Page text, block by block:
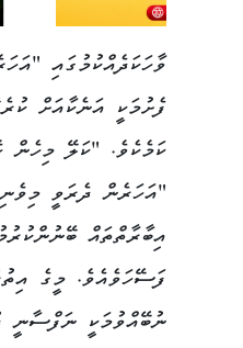
ވާހަކަދެއްކުމުގައި
ފެށުމަކީ އަނެކާއަށް
ކަމެކެވެ. "ކަލޭ މިހެން
"އަހަރެން ދެރަވީ
އިބާރާތްތައް
ފަސޭހަވެއެވެ. މީގެ
ނުބޭއްވުމަކީ ނަފްސާނީ